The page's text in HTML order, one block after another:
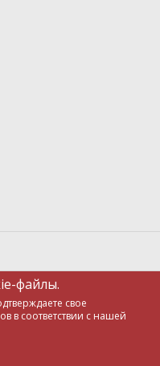
файлы.
свое
в соответствии с нашей